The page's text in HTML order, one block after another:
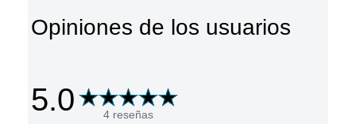
Opiniones de los usuarios
5.0 4 reseñas